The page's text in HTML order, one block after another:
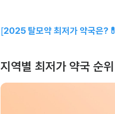
[2025 탈모약 최저가 약국은?💊
지역별 최저가 약국 순위